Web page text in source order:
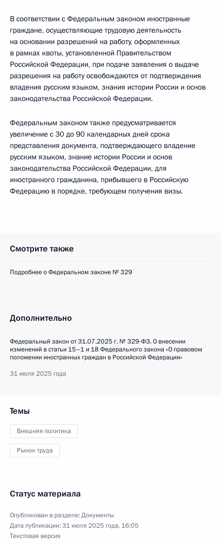
В соответствии с Федеральным законом иностранные
граждане, осуществляющие трудовую деятельность
на основании разрешений на работу, оформленных
в рамках квоты, установленной Правительством
Российской Федерации, при подаче заявления о выдаче
разрешения на работу освобождаются от подтверждения
владения русским языком, знания истории России и основ
законодательства Российской Федерации.
Федеральным законом также предусматривается
увеличение с 30 до 90 календарных дней срока
представления документа, подтверждающего владение
русским языком, знание истории России и основ
законодательства Российской Федерации, для
иностранного гражданина, прибывшего в Российскую
Федерацию в порядке, требующем получения визы.
Смотрите также
Подробнее о Федеральном законе № 329
Дополнительно
Федеральный закон от 31.07.2025 г. № 329-ФЗ. О внесении
изменений в статьи 15–1 и 18 Федерального закона «О правовом
положении иностранных граждан в Российской Федерации»
31 июля 2025 года
Темы
Внешняя политика
Рынок труда
Статус материала
Опубликован в разделе:Документы
Дата публикации:31 июля 2025 года, 16:05
Текстовая версия